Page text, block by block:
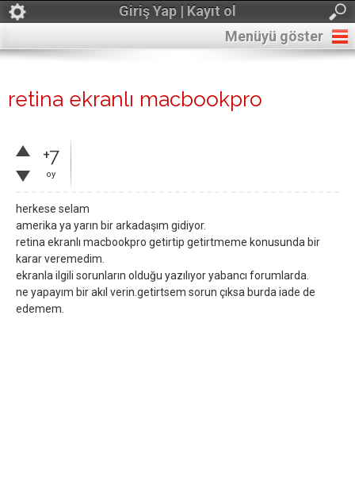
Giriş Yap | Kayıt ol
Menüyü göster
retina ekranlı macbookpro
+7
oy
herkese selam
amerika ya yarın bir arkadaşım gidiyor.
retina ekranlı macbookpro getirtip getirtmeme konusunda bir
karar veremedim.
ekranla ilgili sorunların olduğu yazılıyor yabancı forumlarda.
ne yapayım bir akıl verin.getirtsem sorun çıksa burda iade de
edemem.